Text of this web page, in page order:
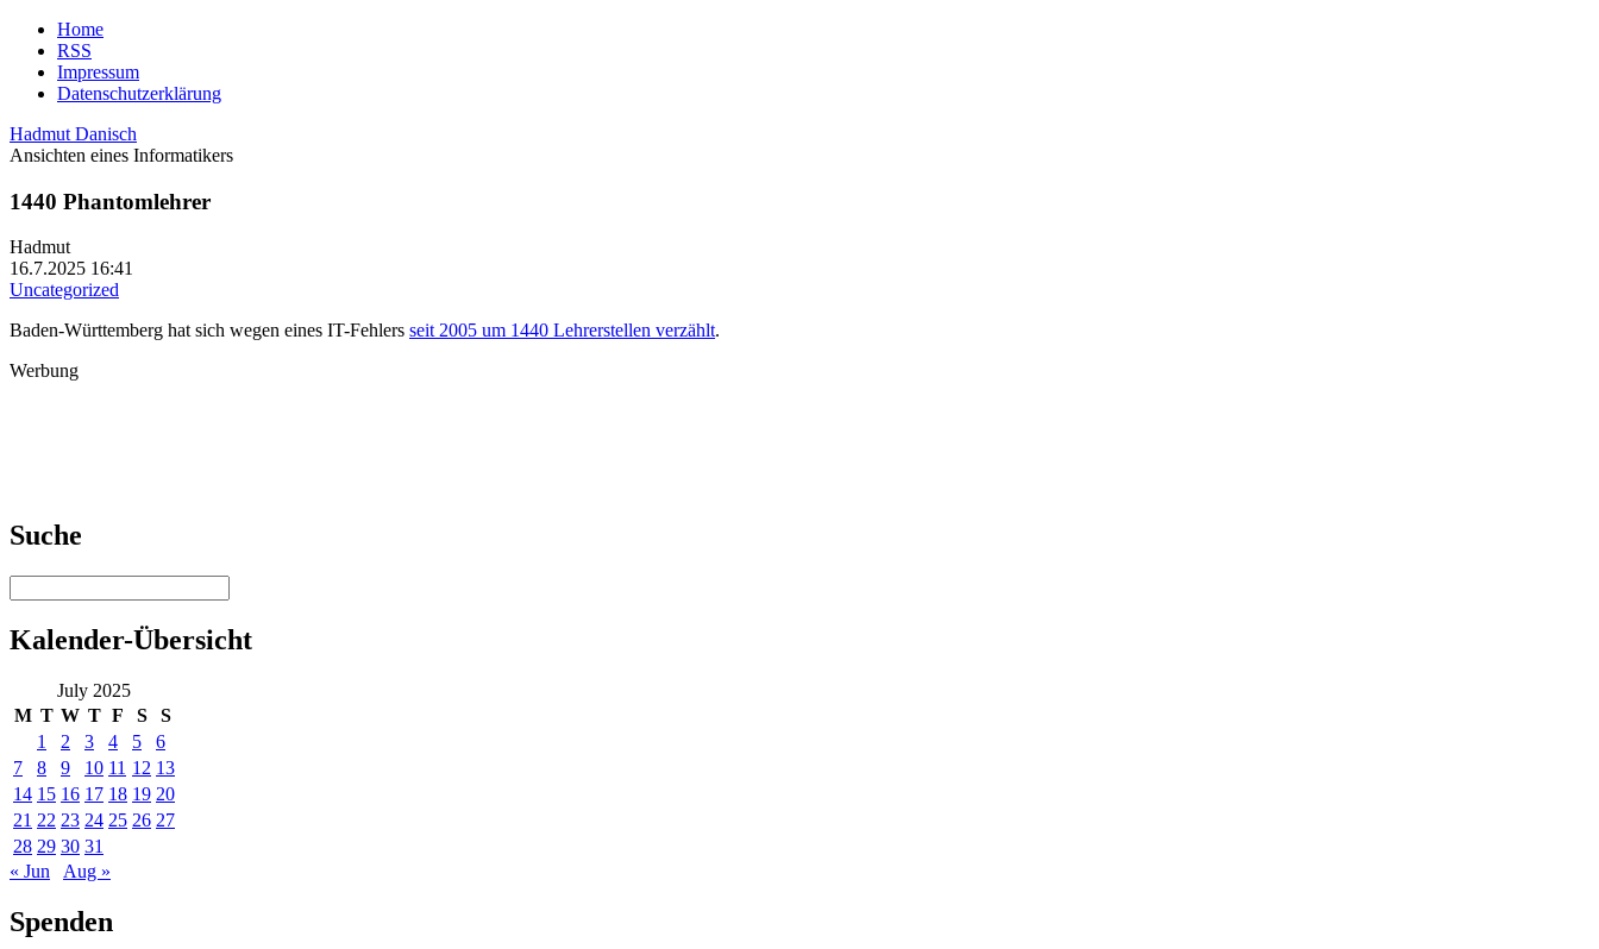
Home
RSS
Impressum
Datenschutzerklärung
Hadmut Danisch
Ansichten eines Informatikers
1440 Phantomlehrer
Hadmut
16.7.2025 16:41
Uncategorized
Baden-Württemberg hat sich wegen eines IT-Fehlers seit 2005 um 1440 Lehrerstellen verzählt.
Werbung
Suche
Kalender-Übersicht
July 2025
M T W T F S
S
1
2 3 4 5
6
7
8 9 10 11 12 13
14 15 16 17 18 19 20
21 22 23 24 25 26 27
28 29 30 31
« Jun
Aug »
Spenden